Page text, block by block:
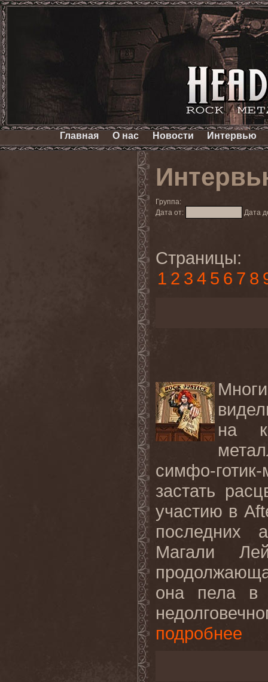
Главная О нас Новости Интервью
Группа:
Дата от:
Дата
Страницы:
1 2 3 4 5 6 7 8
на
симфо-
застать
участию в
последних
Магали
она пела в
подробнее